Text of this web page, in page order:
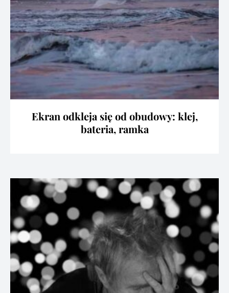
Ekran odkleja się od obudowy: klej,
bateria, ramka